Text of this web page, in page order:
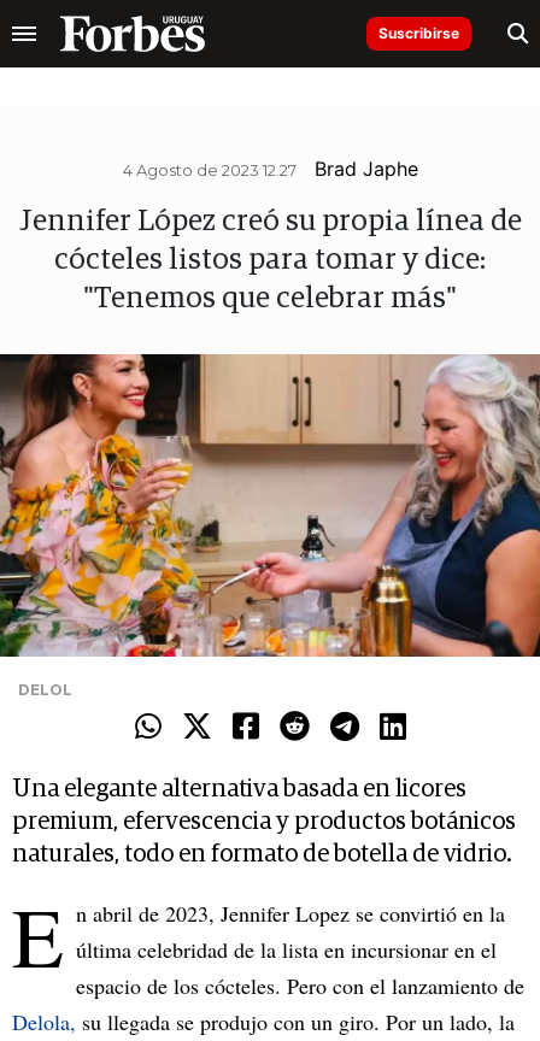
Suscribirse
4 Agosto de 2023 12.27 Brad Japhe
Jennifer López creó su propia línea de
cócteles listos para tomar y dice:
"Tenemos que celebrar más"
DELOL
Una elegante alternativa basada en licores
premium, efervescencia y productos botánicos
naturales, todo en formato de botella de vidrio.
E n abril de 2023, Jennifer Lopez se convirtió en la
última celebridad de la lista en incursionar en el
espacio de los cócteles. Pero con el lanzamiento de
Delola, su llegada se produjo con un giro. Por un lado, la